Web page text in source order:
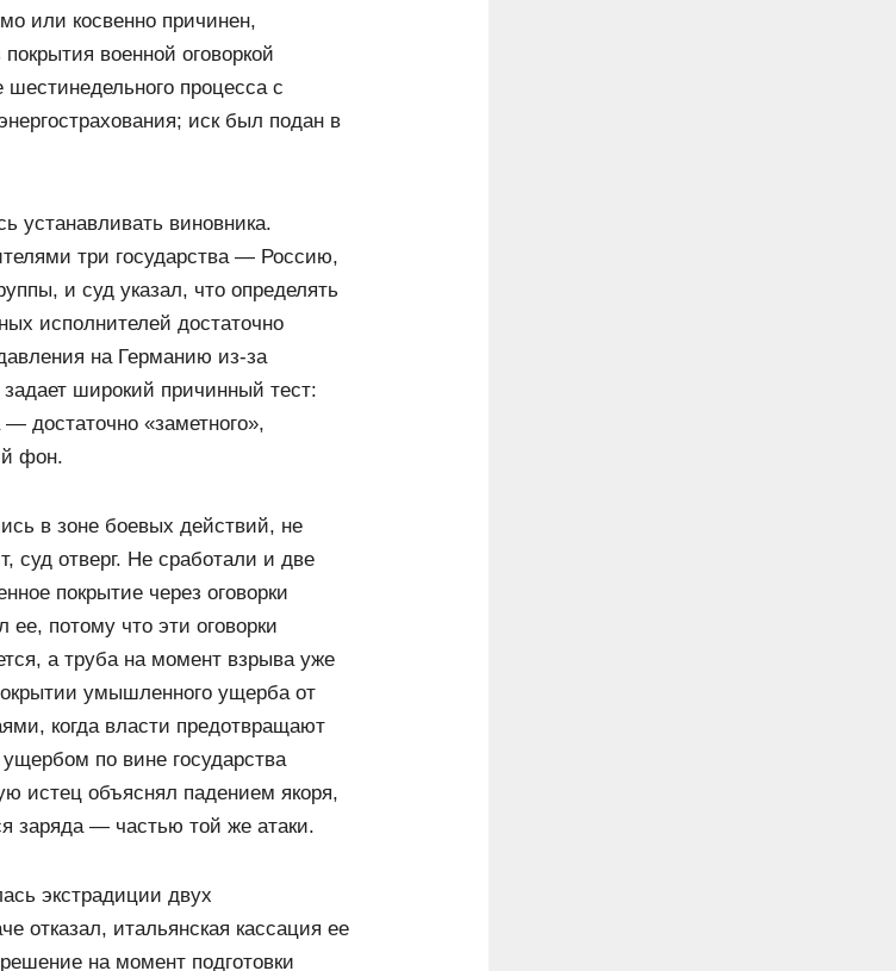
или косвенно причинен,
военной оговоркой
процесса с
иск был подан в
устанавливать виновника.
три государства — Россию,
и суд указал, что определять
исполнителей достаточно
на Германию из-за
широкий причинный тест:
достаточно «заметного»,
фон.
в зоне боевых действий, не
отверг. Не сработали и две
покрытие через оговорки
потому что эти оговорки
а труба на момент взрыва уже
умышленного ущерба от
когда власти предотвращают
по вине государства
истец объяснял падением якоря,
заряда — частью той же атаки.
экстрадиции двух
отказал, итальянская кассация ее
на момент подготовки